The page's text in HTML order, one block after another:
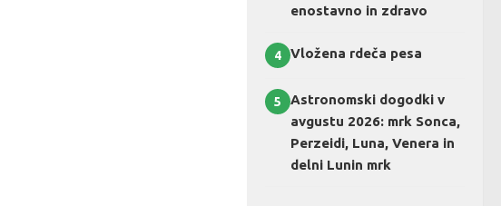
enostavno in zdravo
4 Vložena rdeča pesa
5
Astronomski dogodki v
avgustu 2026: mrk Sonca,
Perzeidi, Luna, Venera in
delni Lunin mrk